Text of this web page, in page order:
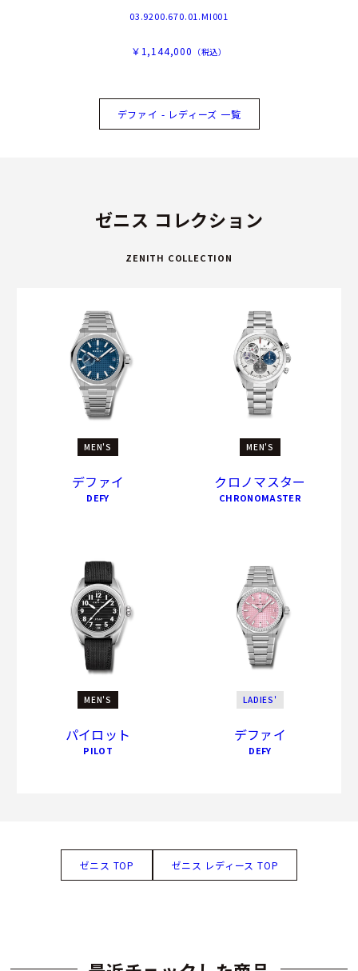
03.9200.670.01.MI001
￥1,144,000 （税込）
デファイ - レディーズ 一覧
ゼニス コレクション
ZENITH COLLECTION
MEN'S
デファイ
DEFY
MEN'S
クロノマスター
CHRONOMASTER
MEN'S
パイロット
PILOT
LADIES'
デファイ
DEFY
ゼニス TOP ゼニス レディース TOP